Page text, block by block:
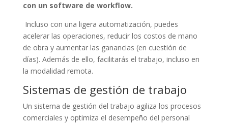
con un software de workflow.
Incluso con una ligera automatización, puedes
acelerar las operaciones, reducir los costos de mano
de obra y aumentar las ganancias (en cuestión de
días). Además de ello, facilitarás el trabajo, incluso en
la modalidad remota.
Sistemas de gestión de trabajo
Un sistema de gestión del trabajo agiliza los procesos
comerciales y optimiza el desempeño del personal